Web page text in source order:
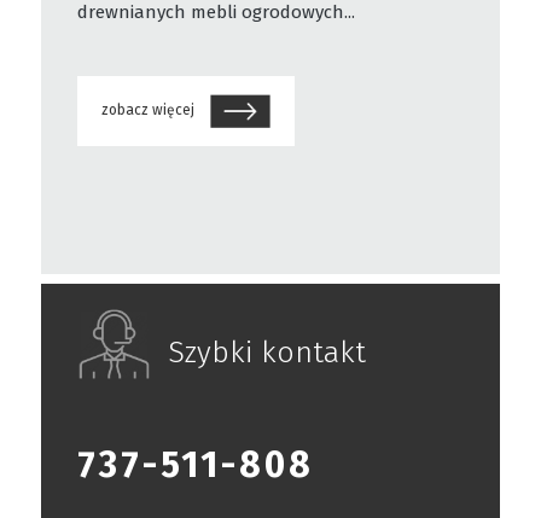
drewnianych mebli ogrodowych...
zobacz więcej
Szybki kontakt
737-511-808